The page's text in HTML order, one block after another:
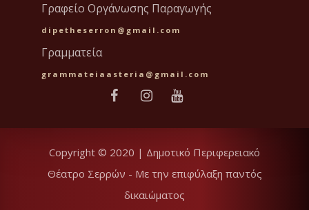
Γραφείο Οργάνωσης Παραγωγής
dipetheserron@gmail.com
Γραμματεία
grammateiaasteria@gmail.com
Copyright © 2020 | Δημοτικό Περιφερειακό
Θέατρο Σερρών - Με την επιφύλαξη παντός
δικαιώματος